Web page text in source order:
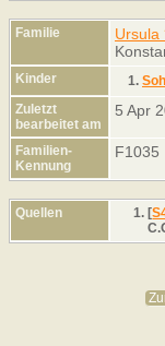
Familie Ursula
Kinder 1.
Zuletzt
bearbeitet am
5 Apr
Familien-
Kennung
F1035
Quellen [